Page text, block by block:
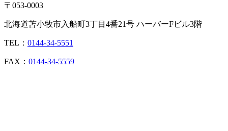
〒053-0003
北海道苫小牧市入船町3丁目4番21号 ハーバーFビル3階
TEL： 0144-34-5551
FAX： 0144-34-5559